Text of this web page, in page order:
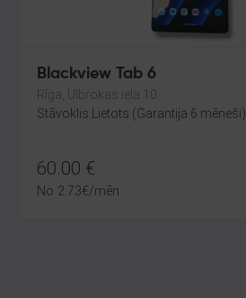
Blackview Tab 6
Rīga, Ulbrokas iela 10
Stāvoklis Lietots (Garantija 6 mēneši)
60.00 €
No 2.73€/mēn.